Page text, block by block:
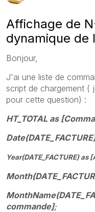
Affichage de
dynamique de
Bonjour,
J'ai une liste de
script de chargement (
pour cette question) :
HT_TOTAL as
Year(DATE_FACTURE)
commande];